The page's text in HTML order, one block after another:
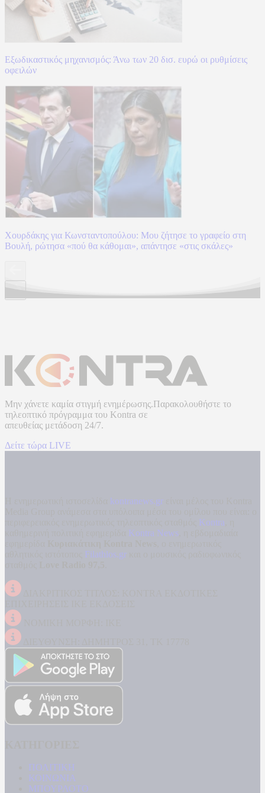
Εξωδικαστικός μηχανισμός: Άνω των 20 δισ. ευρώ οι ρυθμίσεις
οφειλών
Χουρδάκης για Κωνσταντοπούλου: Μου ζήτησε το γραφείο στη
Βουλή, ρώτησα «πού θα κάθομαι», απάντησε «στις σκάλες»
Μην χάνετε καμία στιγμή ενημέρωσης.Παρακολουθήστε το
τηλεοπτικό πρόγραμμα του Kontra σε
απευθείας μετάδοση 24/7.
Δείτε τώρα LIVE
kontranews.gr
Kontra
Kontra News
Filathlos.gr
ΠΟΛΙΤΙΚΗ
ΚΟΙΝΩΝΙΑ
ΜΠΟΥΡΛΟΤΟ